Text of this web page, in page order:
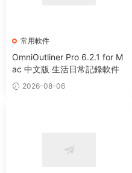
常用軟件
OmniOutliner Pro 6.2.1 for M
ac 中文版 生活日常記錄軟件
2026-08-06